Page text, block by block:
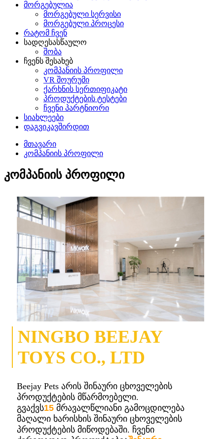
მორგებულია
მორგებული სერვისი
მორგებული პროცესი
რატომ ჩვენ
სადღესასწაულო
შობა
ჩვენს შესახებ
კომპანიის პროფილი
VR შოურუმი
ქარხნის სერთიფიკატი
პროდუქტების ტესტები
ჩვენი პარტნიორი
სიახლეები
დაგვიკავშირდით
მთავარი
კომპანიის პროფილი
კომპანიის პროფილი
NINGBO BEEJAY
TOYS CO., LTD
Beejay Pets არის შინაური ცხოველების
პროდუქტების მწარმოებელი.
გვაქვს15 მრავალწლიანი გამოცდილება
მაღალი ხარისხის შინაური ცხოველების
პროდუქტების მიწოდებაში. ჩვენი